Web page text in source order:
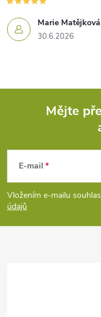
Marie Matějková
30.6.2026
p
a
Mějte
E-mail
Vložením e-mailu
údajů